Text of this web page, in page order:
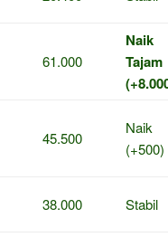
61.000
Naik
Tajam
45.500
Naik
(+500)
38.000 Stabil